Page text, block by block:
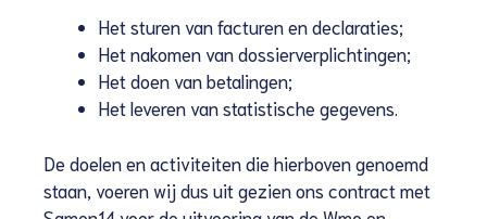
Het sturen van facturen en declaraties;
Het nakomen van dossierverplichtingen;
Het doen van betalingen;
Het leveren van statistische gegevens.
De doelen en activiteiten die hierboven genoemd
staan, voeren wij dus uit gezien ons contract met